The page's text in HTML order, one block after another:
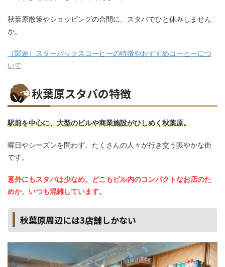
秋葉原散策やショッピングの合間に、スタバでひと休みしません
か。
［関連］スターバックスコーヒーの特徴やおすすめコーヒーにつ
いて
秋葉原スタバの特徴
駅前を中心に、大型のビルや商業施設がひしめく秋葉原。
曜日やシーズンを問わず、たくさんの人々が行き交う賑やかな街
です。
意外にもスタバは少なめ。どこもビル内のコンパクトなお店のた
めか、いつも混雑しています。
秋葉原周辺には3店舗しかない